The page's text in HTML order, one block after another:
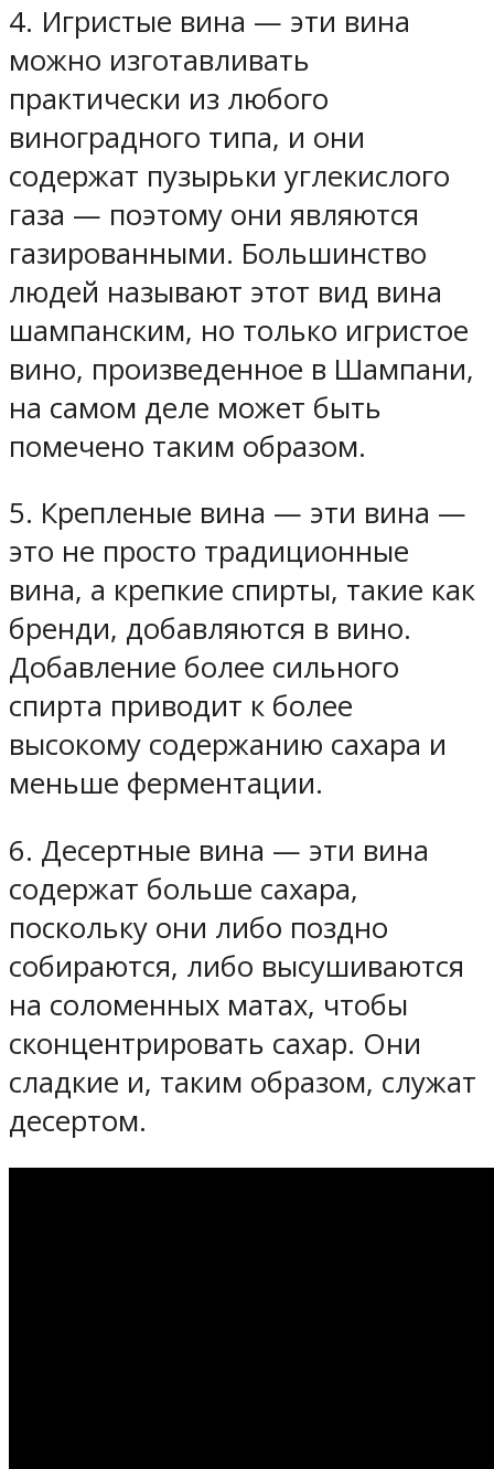
4. Игристые вина — эти вина
можно изготавливать
практически из любого
виноградного типа, и они
содержат пузырьки углекислого
газа — поэтому они являются
газированными. Большинство
людей называют этот вид вина
шампанским, но только игристое
вино, произведенное в Шампани,
на самом деле может быть
помечено таким образом.
5. Крепленые вина — эти вина —
это не просто традиционные
вина, а крепкие спирты, такие как
бренди, добавляются в вино.
Добавление более сильного
спирта приводит к более
высокому содержанию сахара и
меньше ферментации.
6. Десертные вина — эти вина
содержат больше сахара,
поскольку они либо поздно
собираются, либо высушиваются
на соломенных матах, чтобы
сконцентрировать сахар. Они
сладкие и, таким образом, служат
десертом.